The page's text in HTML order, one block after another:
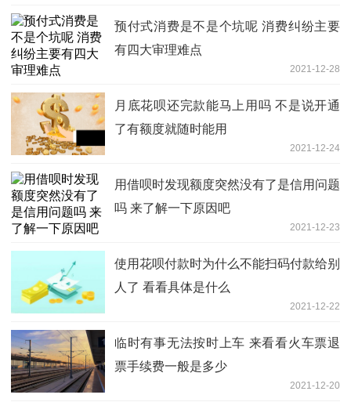
预付式消费是不是个坑呢 消费纠纷主要
有四大审理难点
2021-12-28
月底花呗还完款能马上用吗 不是说开通
了有额度就随时能用
2021-12-24
用借呗时发现额度突然没有了是信用问题
吗 来了解一下原因吧
2021-12-23
使用花呗付款时为什么不能扫码付款给别
人了 看看具体是什么
2021-12-22
临时有事无法按时上车 来看看火车票退
票手续费一般是多少
2021-12-20